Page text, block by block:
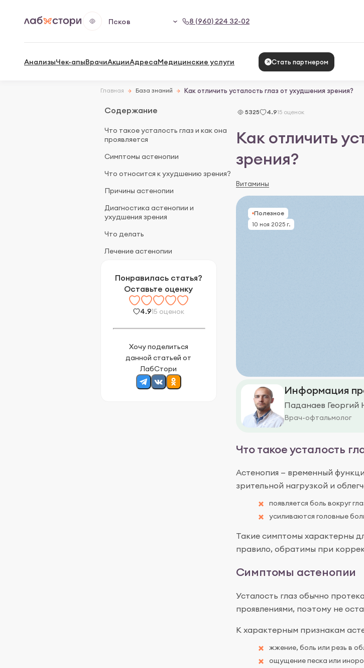
Псков 8 (960) 224 32-02
АнализыЧек-апыВрачиАкцииАдресаМедицинские услуги Стать партнером
Главная База знаний Как отличить усталость глаз от ухудшения зрения?
Содержание
Что такое усталость глаз и как она
проявляется
Симптомы астенопии
Что относится к ухудшению зрения?
Причины астенопии
Диагностика астенопии и
ухудшения зрения
Что делать
Лечение астенопии
Понравилась статья?
Оставьте оценку
4.915 оценок
Хочу поделиться
данной статьей от
ЛабСтори
5325 4.915 оценок
Как отличить
зрения?
Витамины
Полезное
10 ноя 2025 г.
Информация
Паданаев Георгий
Врач-офтальмолог
Что такое усталость
Астенопия — временный
зрительной нагрузкой и
появляется боль вокруг
усиливаются головные
Такие симптомы характерны
правило, обратимы при
Симптомы астенопии
Усталость глаз обычно
проявлениями, поэтому не
К характерным признакам
жжение, боль или резь в
ощущение песка или